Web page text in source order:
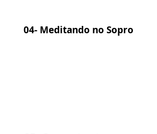
04- Meditando no Sopro